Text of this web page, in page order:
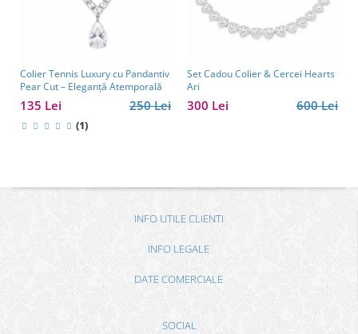
Colier Tennis Luxury cu Pandantiv
Pear Cut – Eleganță Atemporală
250 Lei
135 Lei
(1)
Set Cadou Colier & Cercei Hearts
Ari
600 Lei
300 Lei
INFO UTILE CLIENTI
INFO LEGALE
DATE COMERCIALE
SOCIAL